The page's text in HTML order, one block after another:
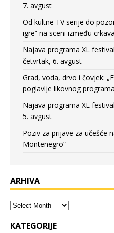
7. avgust
Od kultne TV serije do
igre” na sceni između crkava
Najava programa XL
četvrtak, 6. avgust
Grad, voda, drvo i čovjek:
poglavlje likovnog
Najava programa XL
5. avgust
Poziv za prijave za učešće
Montenegro“
ARHIVA
KATEGORIJE